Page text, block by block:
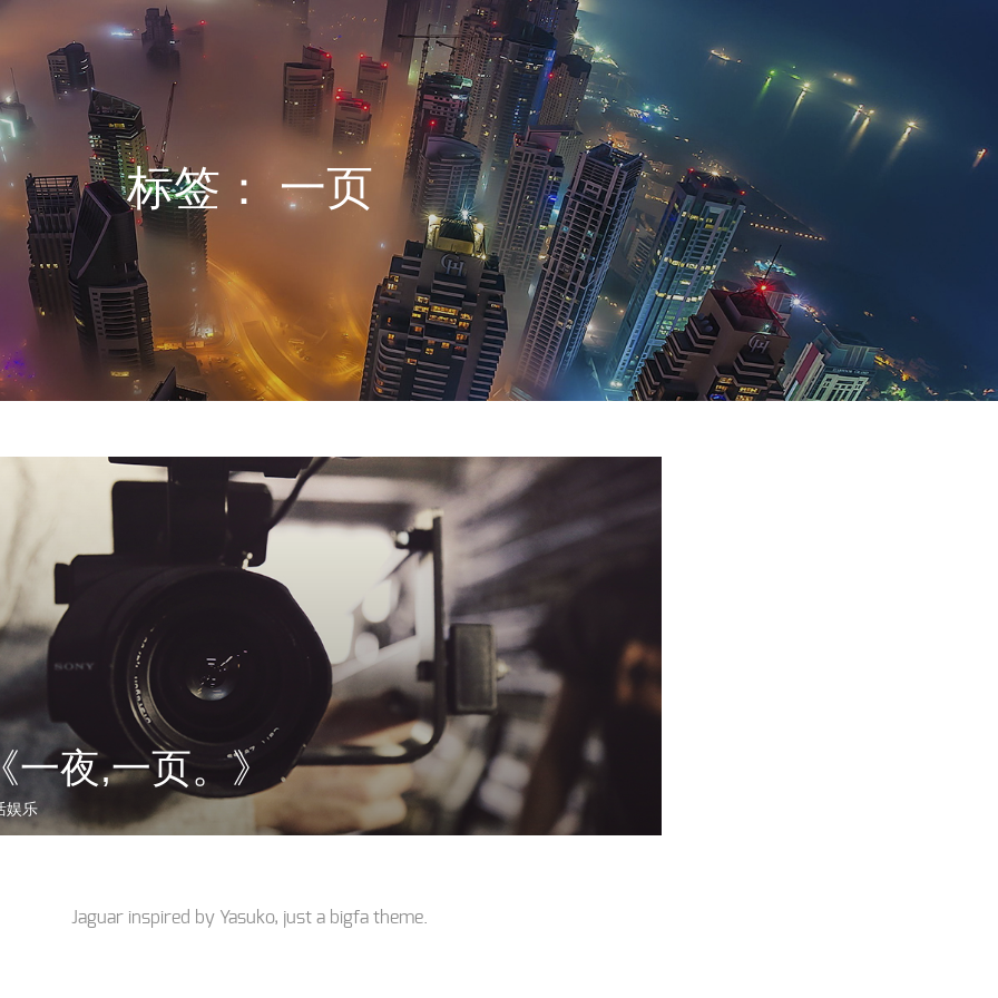
标签： 一页
夜,一页。》
娱乐
Jaguar inspired by Yasuko, just a bigfa theme.